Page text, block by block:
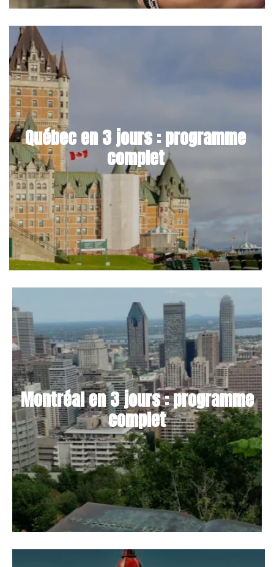
Québec en 3 jours : programme
complet
Montréal en 3 jours : programme
complet